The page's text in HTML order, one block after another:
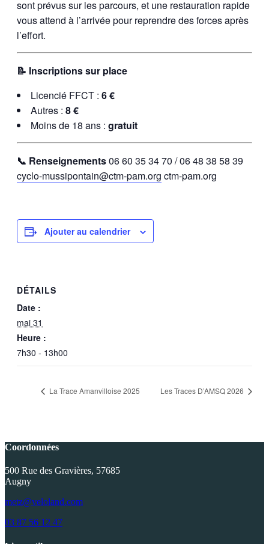
sont prévus sur les parcours, et une restauration rapide
vous attend à l’arrivée pour reprendre des forces après
l’effort.
📝 Inscriptions sur place
Licencié FFCT : 6 €
Autres : 8 €
Moins de 18 ans : gratuit
📞 Renseignements06 60 35 34 70 / 06 48 38 58 39
cyclo-mussipontain@ctm-pam.org ctm-pam.org
Ajouter au calendrier
DÉTAILS
Date :
mai 31
Heure :
7h30 - 13h00
La Trace Amanvilloise 2025 Les Traces D’AMSQ 2026
Coordonnées
500 Rue des Gravières, 57685
Augny
metz@veloland.com
03 87 56 12 47